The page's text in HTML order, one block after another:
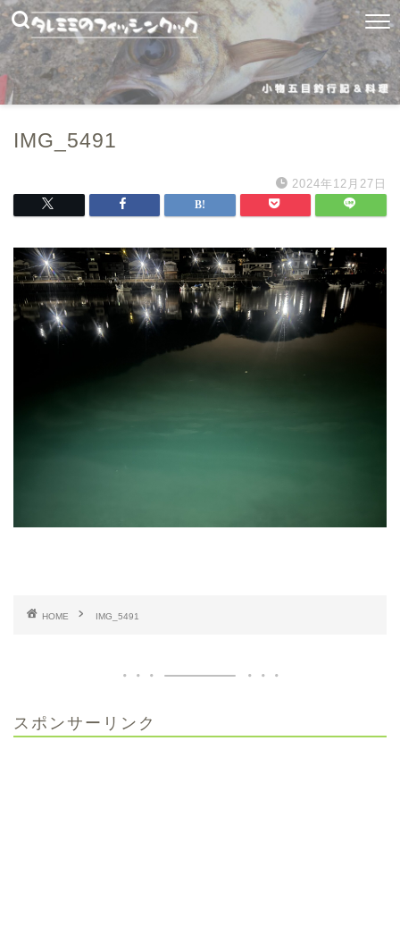
IMG_5491
2024年12月27日
HOME IMG_5491
スポンサーリンク